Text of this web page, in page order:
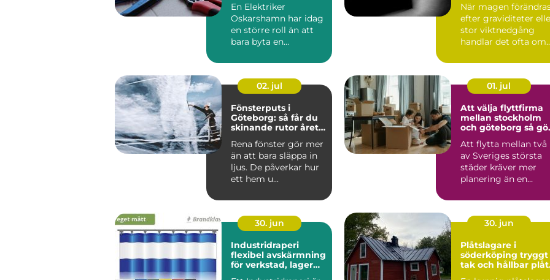
En Elektriker
Oskarshamn har idag
en större roll än att
bara byta en
sätta upp en...
När magen
efter graviditeter
stor viktnedgång
handlar det ofta om
02. jul
Fönsterputs i
Göteborg: så får du
skinande rutor året
Rena fönster gör mer
än att bara släppa in
ljus. De påverkar hur
ett hem u...
01. jul
Att välja flyttfirma
mellan stockholm
och göteborg så gör
smart flytt
Att flytta mellan två
av Sveriges största
städer kräver mer
planering än en
hörnet...
30. jun
Industridraperi
flexibel avskärmning
för verkstad, lager
30. jun
Plåtslagare i
söderköping tryggt
tak och hållbar plåt